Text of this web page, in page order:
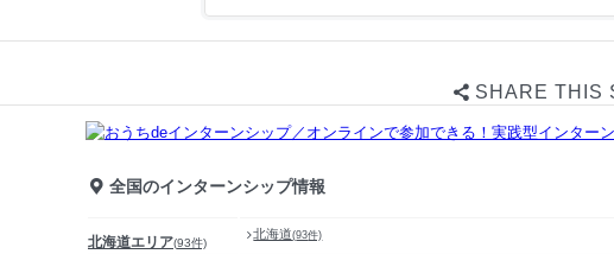
SHARE THIS
全国のインターンシップ情報
北海道エリア(93件)
北海道(93件)